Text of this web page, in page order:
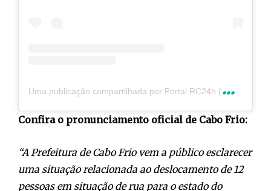
U
ma publicação compartilhada por Portal RC24h (@rc24hnoticias)
Confira o pronunciamento oficial de Cabo Frio:
“A Prefeitura de Cabo Frio vem a público esclarecer
uma situação relacionada ao deslocamento de 12
pessoas em situação de rua para o estado do